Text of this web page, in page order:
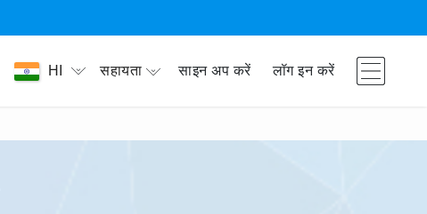
HI सहायता साइन अप करें लॉग इन करें